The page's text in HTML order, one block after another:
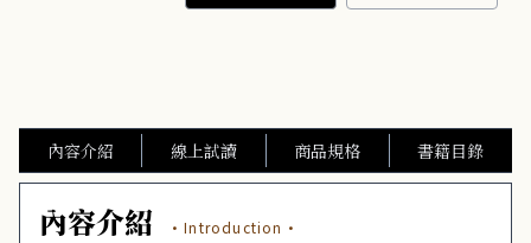
內容介紹 線上試讀 商品規格 書籍目錄
內容介紹 ·Introduction·